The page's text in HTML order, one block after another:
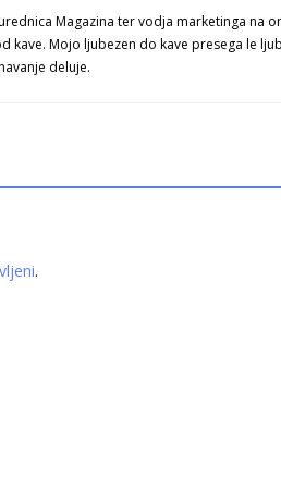
Magazina ter vodja marketinga na
kave. Mojo ljubezen do kave presega le
deluje.
.